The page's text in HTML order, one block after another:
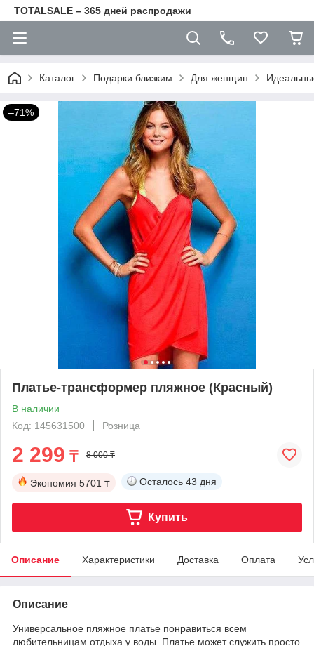
TOTALSALE – 365 дней распродажи
Каталог Подарки близким Для женщин
–71%
Платье-трансформер пляжное (Красный)
В наличии
Код: 145631500
Розница
2 299 ₸ 8 000 ₸
Экономия 5701 ₸ Осталось 43 дня
Купить
Описание Характеристики Доставка Оплата
Описание
Универсальное пляжное платье понравиться всем
любительницам отдыха у воды. Платье может служить просто